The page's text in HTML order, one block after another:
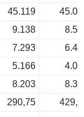
45.119
9.138
7.293
5.166
8.203
290,75